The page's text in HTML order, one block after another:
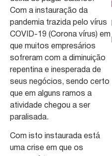
Com a instauração da
pandemia trazida pelo vírus
COVID-19 (Corona vírus) em
que muitos empresários
sofreram com a diminuição
repentina e inesperada de
seus negócios, sendo certo
que em alguns ramos a
atividade chegou a ser
paralisada.
Com isto instaurada está
uma crise em que os